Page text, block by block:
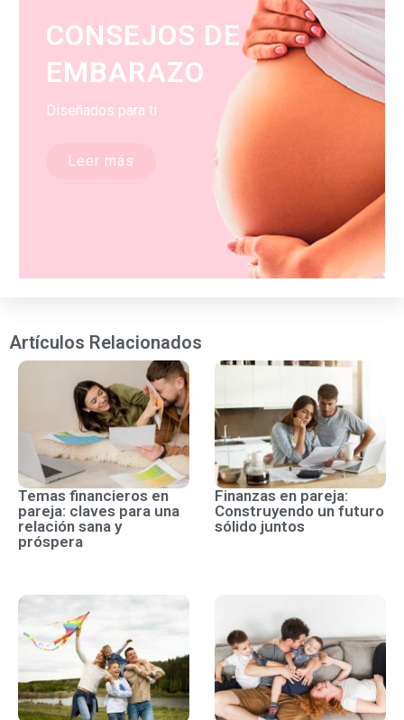
CONSEJOS DE
EMBARAZO
Diseñados para ti
Leer más
Artículos Relacionados
Temas financieros en
pareja: claves para una
relación sana y
próspera
Finanzas en pareja:
Construyendo un futuro
sólido juntos